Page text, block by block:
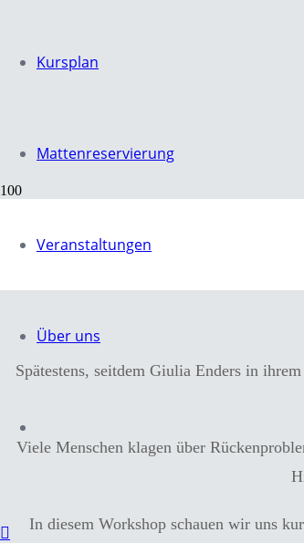
Kursplan
Mattenreservierung
Veranstaltungen
Über uns
Spätestens, seitdem Giulia Enders in
Viele Menschen klagen über
In diesem Workshop schauen wir uns